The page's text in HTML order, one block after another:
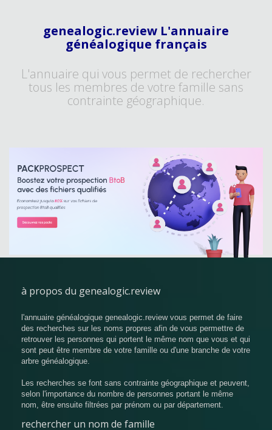
genealogic.review L'annuaire
généalogique français
L'annuaire qui vous permet de rechercher
tous les membres de votre famille sans
contrainte géographique.
à propos du genealogic.review
l'annuaire généalogique genealogic.review vous permet de faire
des recherches sur les noms propres afin de vous permettre de
retrouver les personnes qui portent le même nom que vous et qui
sont peut être membre de votre famille ou d'une branche de votre
arbre généalogique.
Les recherches se font sans contrainte géographique et peuvent,
selon l'importance du nombre de personnes portant le même
nom, être ensuite filtrées par prénom ou par département.
rechercher un nom de famille